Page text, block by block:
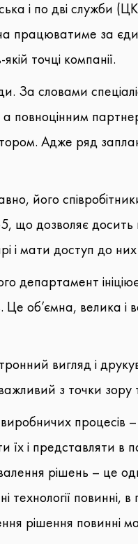
і по дві служби
працюватиме за
точці компанії.
За словами
повноцінним
Адже ряд
його
що дозволяє
мати доступ до них
департамент
Це об’ємна, велика і
вигляд і
з точки зору
виробничих процесів
і представляти в
рішень – це
повинні,
рішення повинні